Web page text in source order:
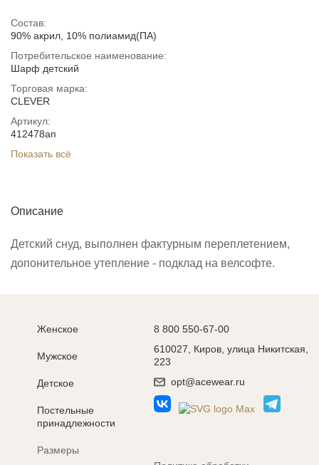
Состав:
90% акрил, 10% полиамид(ПА)
Потребительское наименование:
Шарф детский
Торговая марка:
CLEVER
Артикул:
412478ап
Показать всё
Описание
Детский снуд, выполнен фактурным переплетением,
допонительное утепление - подклад на велсофте.
Женское
Мужское
Детское
Постельные
принадлежности
Размеры
8 800 550-67-00
610027, Киров, улица Никитская,
223
opt@acewear.ru